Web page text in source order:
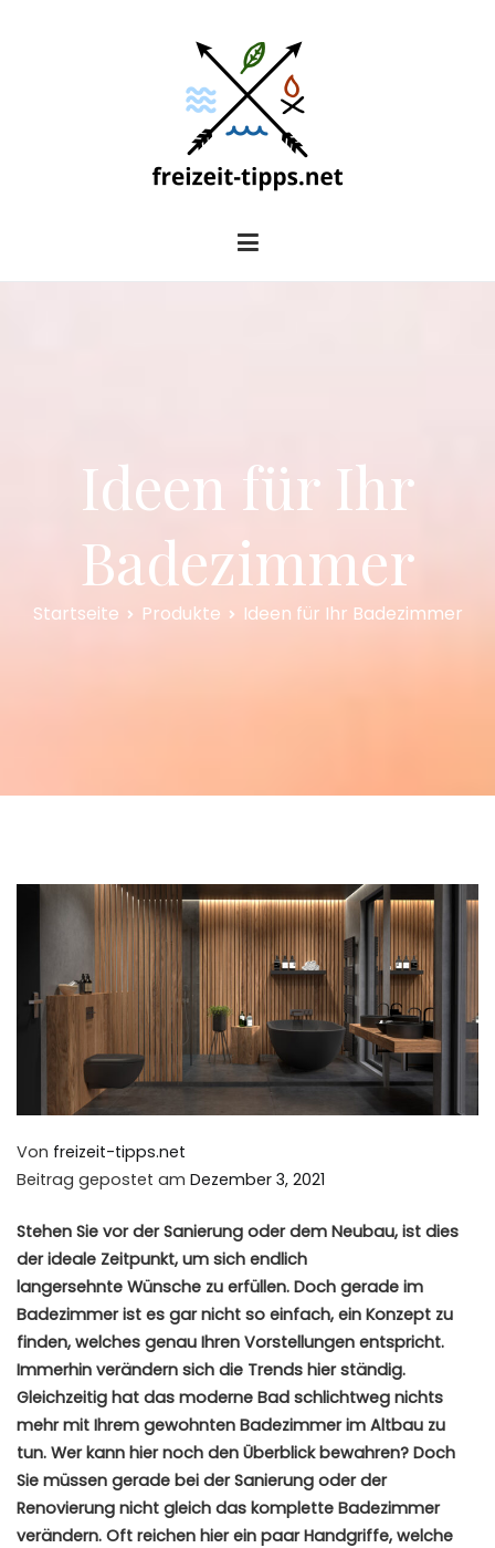
Ideen für Ihr
Badezimmer
Startseite Produkte Ideen für Ihr Badezimmer
Von freizeit-tipps.net
Beitrag gepostet am Dezember 3, 2021
Stehen Sie vor der Sanierung oder dem Neubau, ist dies
der ideale Zeitpunkt, um sich endlich
langersehnte Wünsche zu erfüllen. Doch gerade im
Badezimmer ist es gar nicht so einfach, ein Konzept zu
finden, welches genau Ihren Vorstellungen entspricht.
Immerhin verändern sich die Trends hier ständig.
Gleichzeitig hat das moderne Bad schlichtweg nichts
mehr mit Ihrem gewohnten Badezimmer im Altbau zu
tun. Wer kann hier noch den Überblick bewahren? Doch
Sie müssen gerade bei der Sanierung oder der
Renovierung nicht gleich das komplette Badezimmer
verändern. Oft reichen hier ein paar Handgriffe, welche